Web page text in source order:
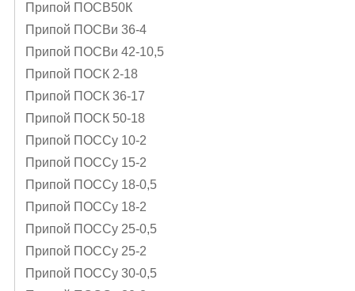
Припой ПОСВ50К
Припой ПОСВи 36-4
Припой ПОСВи 42-10,5
Припой ПОСК 2-18
Припой ПОСК 36-17
Припой ПОСК 50-18
Припой ПОССу 10-2
Припой ПОССу 15-2
Припой ПОССу 18-0,5
Припой ПОССу 18-2
Припой ПОССу 25-0,5
Припой ПОССу 25-2
Припой ПОССу 30-0,5